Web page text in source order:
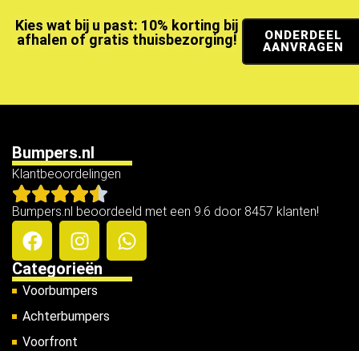
Kies wat bij u past: 10% korting bij
afhalen of gratis thuisbezorging!
ONDERDEEL
AANVRAGEN
Bumpers.nl
Klantbeoordelingen
Bumpers.nl beoordeeld met een 9.6 door 8457 klanten!
Categorieën
Voorbumpers
Achterbumpers
Voorfront